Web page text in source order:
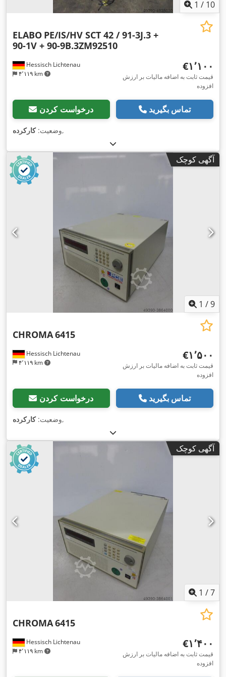
1 / 10
Hessisch Lichtenau
۴٬۱۱۹ km
ELABO PE/IS/HV SCT 42 / 91-3J.3 +
90-1V + 90-9B.3ZM92510
‎€۱٬۱۰۰
قیمت ثابت به اضافه مالیات بر ارزش
افزوده
درخواست کردن تماس بگیرید
وضعیت:کارکرده ,
آگهی کوچک
1 /9
Hessisch Lichtenau
۴٬۱۱۹ km
CHROMA6415
‎€۱٬۵۰۰
قیمت ثابت به اضافه مالیات بر ارزش
افزوده
درخواست کردن تماس بگیرید
وضعیت:کارکرده ,
آگهی کوچک
1 /7
Hessisch Lichtenau
۴٬۱۱۹ km
CHROMA6415
‎€۱٬۴۰۰
قیمت ثابت به اضافه مالیات بر ارزش
افزوده